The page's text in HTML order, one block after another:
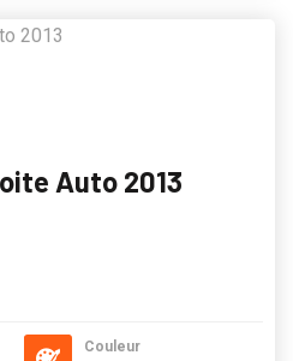
Auto 2013
Couleur